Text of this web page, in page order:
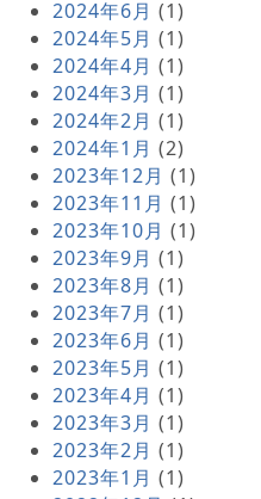
2024年6月 (1)
2024年5月 (1)
2024年4月 (1)
2024年3月 (1)
2024年2月 (1)
2024年1月 (2)
2023年12月 (1)
2023年11月 (1)
2023年10月 (1)
2023年9月 (1)
2023年8月 (1)
2023年7月 (1)
2023年6月 (1)
2023年5月 (1)
2023年4月 (1)
2023年3月 (1)
2023年2月 (1)
2023年1月 (1)